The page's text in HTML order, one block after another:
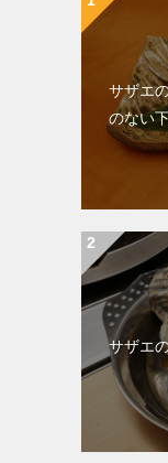
サザエ
のない
サザエ